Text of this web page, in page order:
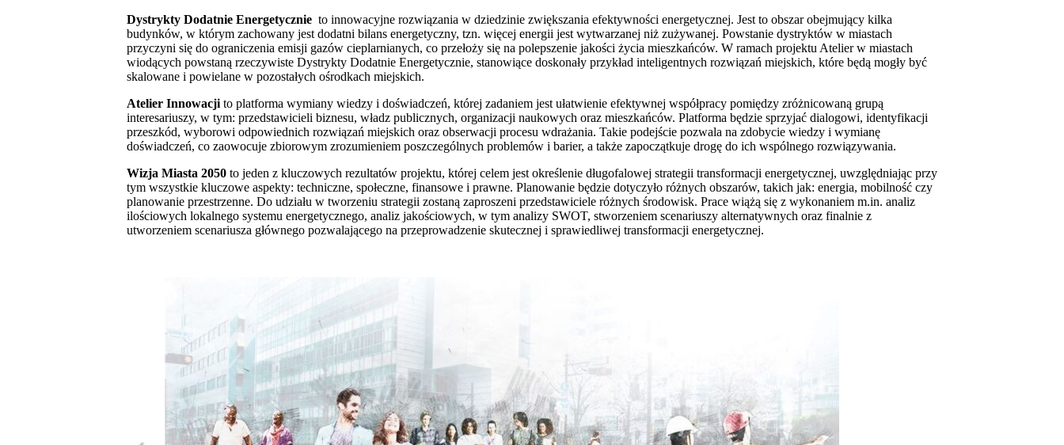
Dystrykty Dodatnie Energetycznie to innowacyjne rozwiązania w dziedzinie zwiększania efektywności energetycznej. Jest to obszar obejmujący kilka
budynków, w którym zachowany jest dodatni bilans energetyczny, tzn. więcej energii jest wytwarzanej niż zużywanej. Powstanie dystryktów w miastach
przyczyni się do ograniczenia emisji gazów cieplarnianych, co przełoży się na polepszenie jakości życia mieszkańców. W ramach projektu Atelier w miastach
wiodących powstaną rzeczywiste Dystrykty Dodatnie Energetycznie, stanowiące doskonały przykład inteligentnych rozwiązań miejskich, które będą mogły być
skalowane i powielane w pozostałych ośrodkach miejskich.
Atelier Innowacji to platforma wymiany wiedzy i doświadczeń, której zadaniem jest ułatwienie efektywnej współpracy pomiędzy zróżnicowaną grupą
interesariuszy, w tym: przedstawicieli biznesu, władz publicznych, organizacji naukowych oraz mieszkańców. Platforma będzie sprzyjać dialogowi, identyfikacji
przeszkód, wyborowi odpowiednich rozwiązań miejskich oraz obserwacji procesu wdrażania. Takie podejście pozwala na zdobycie wiedzy i wymianę
doświadczeń, co zaowocuje zbiorowym zrozumieniem poszczególnych problemów i barier, a także zapoczątkuje drogę do ich wspólnego rozwiązywania.
Wizja Miasta 2050 to jeden z kluczowych rezultatów projektu, której celem jest określenie długofalowej strategii transformacji energetycznej, uwzględniając przy
tym wszystkie kluczowe aspekty: techniczne, społeczne, finansowe i prawne. Planowanie będzie dotyczyło różnych obszarów, takich jak: energia, mobilność czy
planowanie przestrzenne. Do udziału w tworzeniu strategii zostaną zaproszeni przedstawiciele różnych środowisk. Prace wiążą się z wykonaniem m.in. analiz
ilościowych lokalnego systemu energetycznego, analiz jakościowych, w tym analizy SWOT, stworzeniem scenariuszy alternatywnych oraz finalnie z
utworzeniem scenariusza głównego pozwalającego na przeprowadzenie skutecznej i sprawiedliwej transformacji energetycznej.